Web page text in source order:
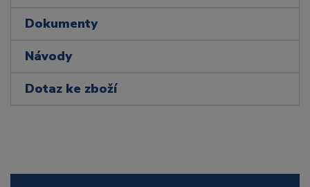
Dokumenty
Návody
Dotaz ke zboží